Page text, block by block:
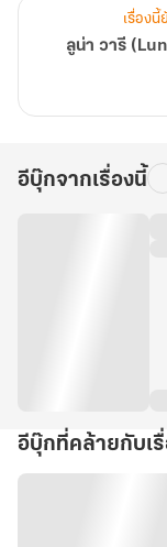
เรื่องนี้
ลูน่า วารี
อีบุ๊กจากเรื่องนี้
อีบุ๊กที่คล้ายกับเ